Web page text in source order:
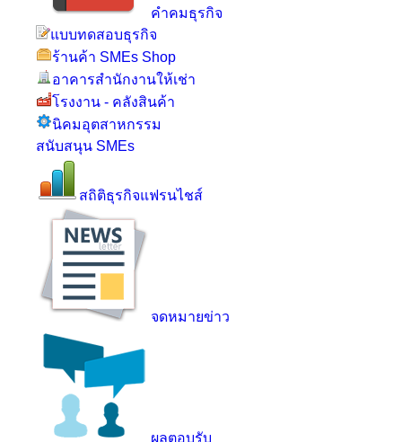
คำคมธุรกิจ
แบบทดสอบธุรกิจ
ร้านค้า SMEs Shop
อาคารสำนักงานให้เช่า
โรงงาน - คลังสินค้า
นิคมอุตสาหกรรม
สนับสนุน SMEs
สถิติธุรกิจแฟรนไชส์
จดหมายข่าว
ผลตอบรับ